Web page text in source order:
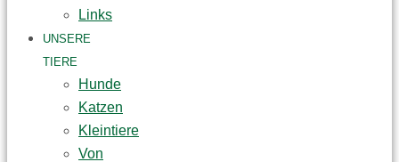
Links
UNSERE
TIERE
Hunde
Katzen
Kleintiere
Von